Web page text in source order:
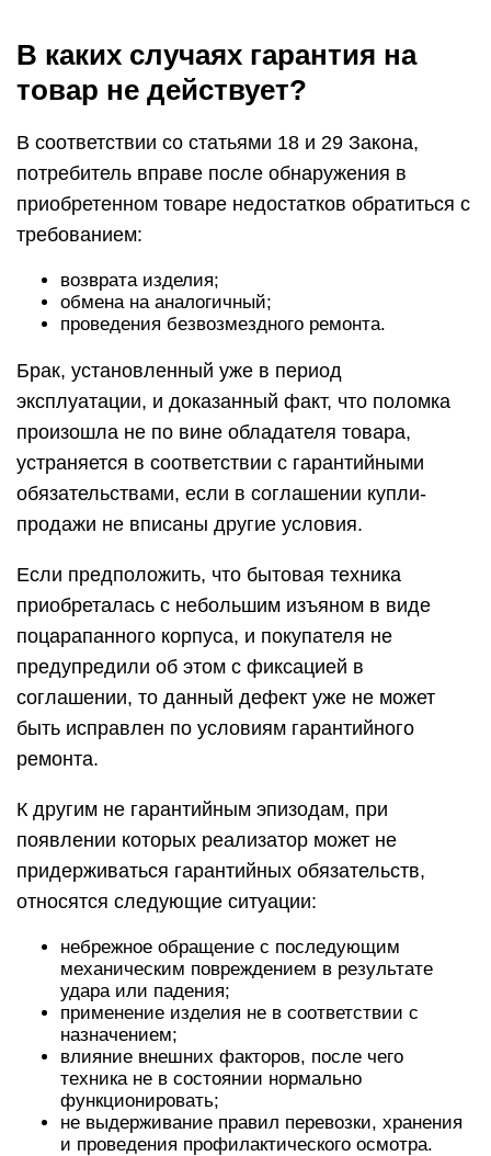
В каких случаях гарантия на
товар не действует?
В соответствии со статьями 18 и 29 Закона,
потребитель вправе после обнаружения в
приобретенном товаре недостатков обратиться с
требованием:
возврата изделия;
обмена на аналогичный;
проведения безвозмездного ремонта.
Брак, установленный уже в период
эксплуатации, и доказанный факт, что поломка
произошла не по вине обладателя товара,
устраняется в соответствии с гарантийными
обязательствами, если в соглашении купли-
продажи не вписаны другие условия.
Если предположить, что бытовая техника
приобреталась с небольшим изъяном в виде
поцарапанного корпуса, и покупателя не
предупредили об этом с фиксацией в
соглашении, то данный дефект уже не может
быть исправлен по условиям гарантийного
ремонта.
К другим не гарантийным эпизодам, при
появлении которых реализатор может не
придерживаться гарантийных обязательств,
относятся следующие ситуации:
небрежное обращение с последующим
механическим повреждением в результате
удара или падения;
применение изделия не в соответствии с
назначением;
влияние внешних факторов, после чего
техника не в состоянии нормально
функционировать;
не выдерживание правил перевозки, хранения
и проведения профилактического осмотра.